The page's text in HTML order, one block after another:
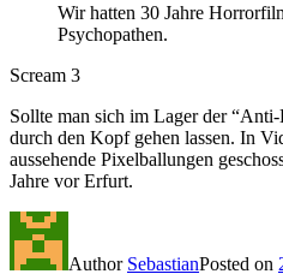
Wir hatten 30 Jahre
Psychopathen.
Scream 3
Sollte man sich im Lager der
durch den Kopf gehen lassen. In
aussehende Pixelballungen
Jahre vor Erfurt.
Author SebastianPosted on